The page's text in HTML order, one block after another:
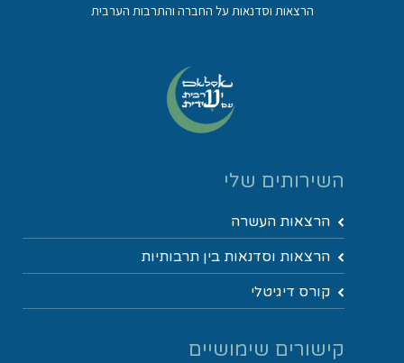
הרצאות וסדנאות על החברה והתרבות הערבית
השירותים שלי
הרצאות העשרה
הרצאות וסדנאות בין תרבותיות
קורס דיגיטלי
קישורים שימושיים